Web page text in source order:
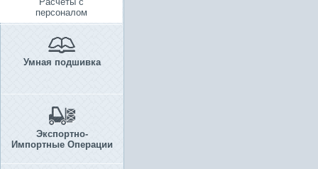
персоналом
Умная подшивка
Экспортно-
Импортные Операции